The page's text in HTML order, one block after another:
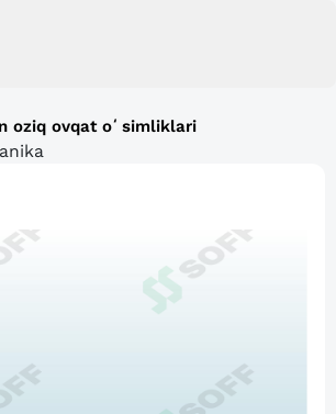
oziq ovqat oʻsimliklari